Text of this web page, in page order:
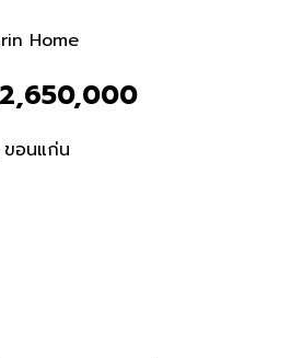
ม - I Darin Home
Home
ขอนแก่น